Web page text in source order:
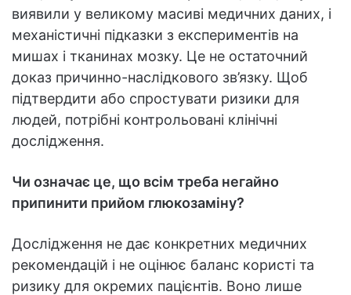
виявили у великому масиві медичних даних, і
механістичні підказки з експериментів на
мишах і тканинах мозку. Це не остаточний
доказ причинно-наслідкового зв’язку. Щоб
підтвердити або спростувати ризики для
людей, потрібні контрольовані клінічні
дослідження.
Чи означає це, що всім треба негайно
припинити прийом глюкозаміну?
Дослідження не дає конкретних медичних
рекомендацій і не оцінює баланс користі та
ризику для окремих пацієнтів. Воно лише